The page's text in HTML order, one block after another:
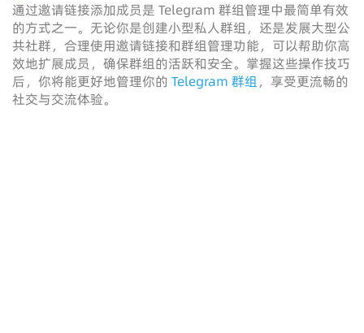
通过邀请链接添加成员是 Telegram 群组管理中最简单有效
的方式之一。无论你是创建小型私人群组，还是发展大型公
共社群，合理使用邀请链接和群组管理功能，可以帮助你高
效地扩展成员，确保群组的活跃和安全。掌握这些操作技巧
后，你将能更好地管理你的 Telegram 群组 ，享受更流畅的
社交与交流体验。